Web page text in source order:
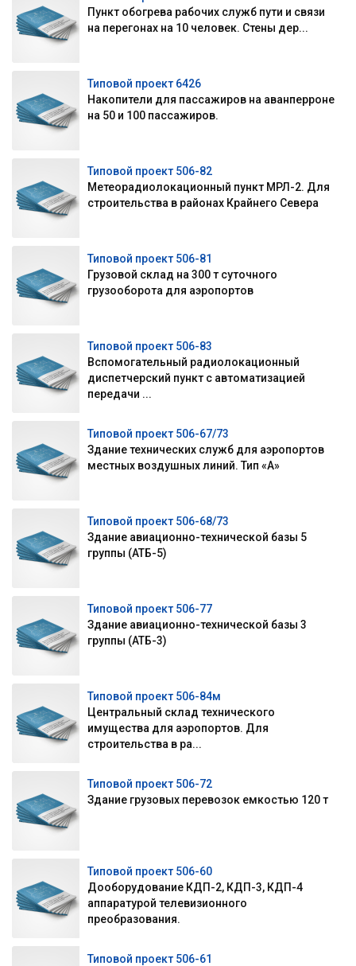
Пункт обогрева рабочих служб пути и связи
на перегонах на 10 человек. Стены дер...
Типовой проект 6426
Накопители для пассажиров на аванперроне
на 50 и 100 пассажиров.
Типовой проект 506-82
Метеорадиолокационный пункт МРЛ-2. Для
строительства в районах Крайнего Севера
Типовой проект 506-81
Грузовой склад на 300 т суточного
грузооборота для аэропортов
Типовой проект 506-83
Вспомогательный радиолокационный
диспетчерский пункт с автоматизацией
передачи ...
Типовой проект 506-67/73
Здание технических служб для аэропортов
местных воздушных линий. Тип «А»
Типовой проект 506-68/73
Здание авиационно-технической базы 5
группы (АТБ-5)
Типовой проект 506-77
Здание авиационно-технической базы 3
группы (АТБ-3)
Типовой проект 506-84м
Центральный склад технического
имущества для аэропортов. Для
строительства в ра...
Типовой проект 506-72
Здание грузовых перевозок емкостью 120 т
Типовой проект 506-60
Дооборудование КДП-2, КДП-3, КДП-4
аппаратурой телевизионного
преобразования.
Типовой проект 506-61